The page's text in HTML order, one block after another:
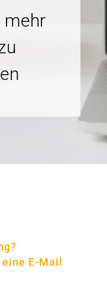
mehr
E-Mail